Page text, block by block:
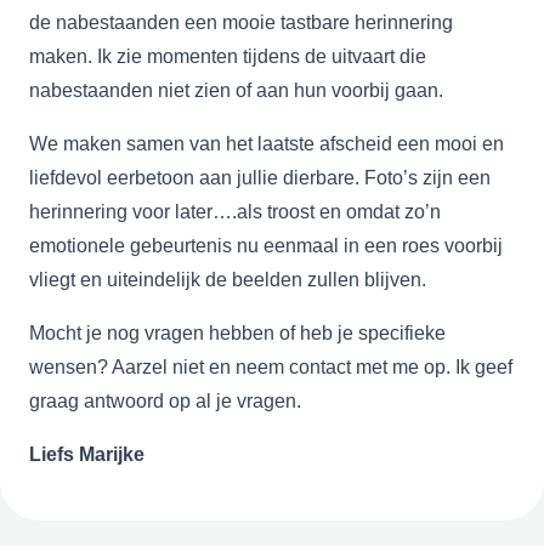
de nabestaanden een mooie tastbare herinnering
maken. Ik zie momenten tijdens de uitvaart die
nabestaanden niet zien of aan hun voorbij gaan.
We maken samen van het laatste afscheid een mooi en
liefdevol eerbetoon aan jullie dierbare. Foto’s zijn een
herinnering voor later….als troost en omdat zo’n
emotionele gebeurtenis nu eenmaal in een roes voorbij
vliegt en uiteindelijk de beelden zullen blijven.
Mocht je nog vragen hebben of heb je specifieke
wensen? Aarzel niet en neem contact met me op. Ik geef
graag antwoord op al je vragen.
Liefs Marijke